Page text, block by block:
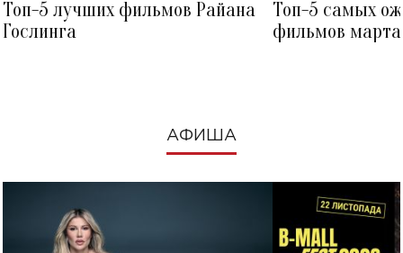
Топ-5 лучших фильмов Райана
Гослинга
Топ-5 самых
фильмов
АФИША